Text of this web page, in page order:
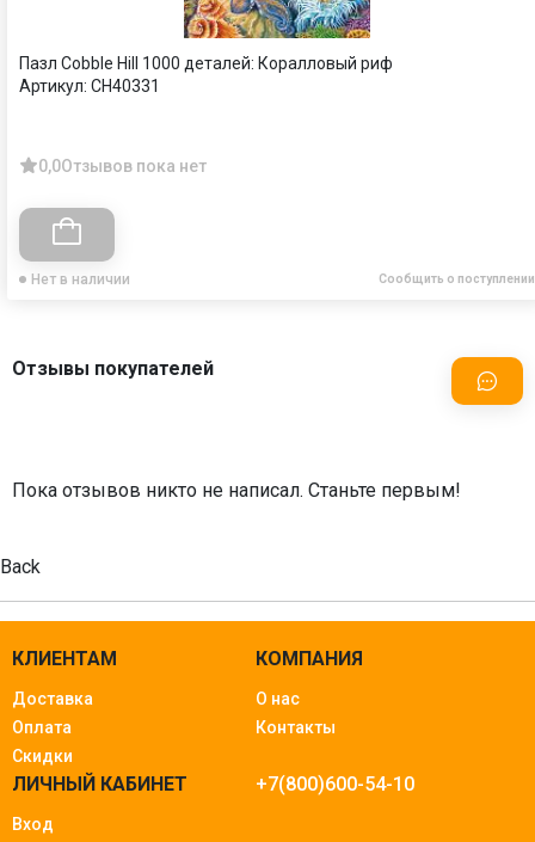
Пазл Cobble Hill 1000 деталей: Коралловый риф
Артикул: CH40331
0,0Отзывов пока нет
Нет в наличии Сообщить о поступлении
Отзывы покупателей
Пока отзывов никто не написал. Станьте первым!
Back
КЛИЕНТАМ
Доставка
Оплата
Скидки
КОМПАНИЯ
О нас
Контакты
ЛИЧНЫЙ КАБИНЕТ
Вход
+7(800)600-54-10